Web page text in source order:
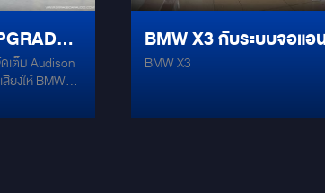
และ Android Auto ครบครันทุกการเชื่
ผลลัพธ์ที่ได้คือ... ความบันเทิงระดับ
Luxury Multimedia ที่ตอบโจทย์ทั้งดีไซ
FULL
เต็ม Audison
ยงให้ BMW
ระบบติดตั้งแบบ
BMW X3 กับระบบจอแอนดร
อยด์ตรงรุ่น
BMW X3